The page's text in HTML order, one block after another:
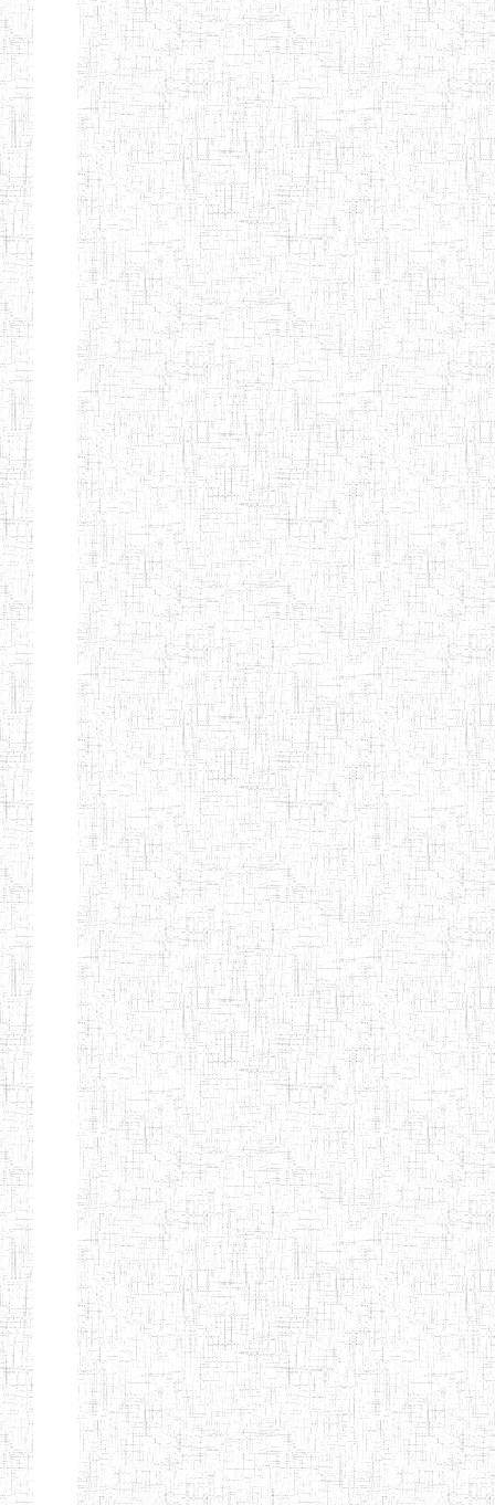
Nature
Arrondissement
Denomination Création Type
ENIEG DE
MBALMAYO
01/08/2000 ENIEG
ENIEG DE
YOKADOUMA
11/07/2012 ENIEG
ENIEG
D'ABONG
MBANG
10/07/1983 ENIEG
ENIEG DE
BATOURI
12/06/2001 ENIEG
ENBIEG DE
BERTOUA
01/08/2001 ENIEG
ENIET DE
BERTOUA
01/08/2012 ENIET
ENIET DE
MAROUA
13/08/2013 ENIET
ENBIEG DE
MAROUA
01/01/1965 ENIEG
ENIEG DE
KOUSSERI
01/09/1997 ENIEG
ENIEG DE
YAGOUA
31/08/2005 ENIEG
ENIEG DE
KAELE
01/09/1984 ENIEG
ENIEG DE
MORA
01/07/2000 ENIEG
ENIEG DE
MOKOLO
24/09/1997 ENIEG